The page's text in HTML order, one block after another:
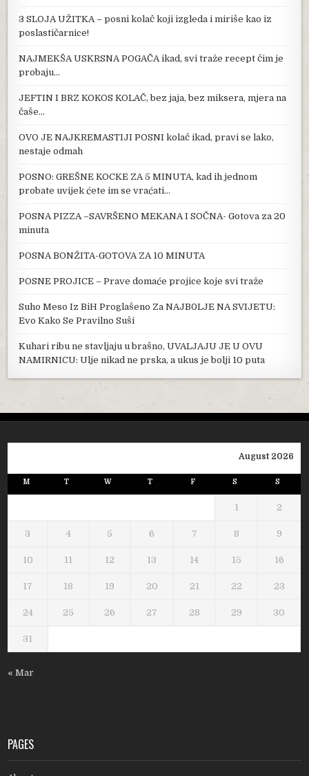
3 SLOJA UŽITKA – posni kolač koji izgleda i miriše kao iz
poslastičarnice!
NAJMEKŠA USKRSNA POGAČA ikad, svi traže recept čim je
probaju…
JEFTIN I BRZ KOKOS KOLAČ, bez jaja, bez miksera, mjera na
čaše…
OVO JE NAJKREMASTIJI POSNI kolač ikad, pravi se lako,
nestaje odmah
POSNO: GREŠNE KOCKE ZA 5 MINUTA, kad ih jednom
probate uvijek ćete im se vraćati…
POSNA PIZZA –SAVRŠENO MEKANA I SOČNA- Gotova za 20
minuta
POSNA BONŽITA-GOTOVA ZA 10 MINUTA
POSNE PROJICE – Prave domaće projice koje svi traže
Suho Meso Iz BiH Proglašeno Za NAJB0LJE NA SVIJETU:
Evo Kako Se Pravilno Suši
Kuhari ribu ne stavljaju u brašno, UVALJAJU JE U OVU
NAMIRNICU: Ulje nikad ne prska, a ukus je bolji 10 puta
August 2026
M T W T F S S
1 2
3 4 5 6 7 8 9
10 11 12 13 14 15 16
17 18 19 20 21 22 23
24 25 26 27 28 29 30
31
« Mar
PAGES